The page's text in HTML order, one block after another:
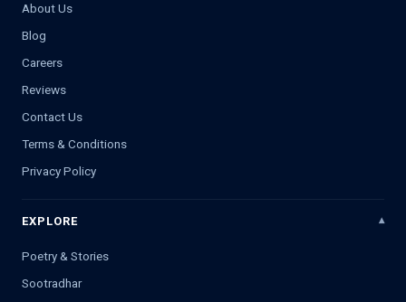
About Us
Blog
Careers
Reviews
Contact Us
Terms & Conditions
Privacy Policy
EXPLORE
Poetry & Stories
Sootradhar